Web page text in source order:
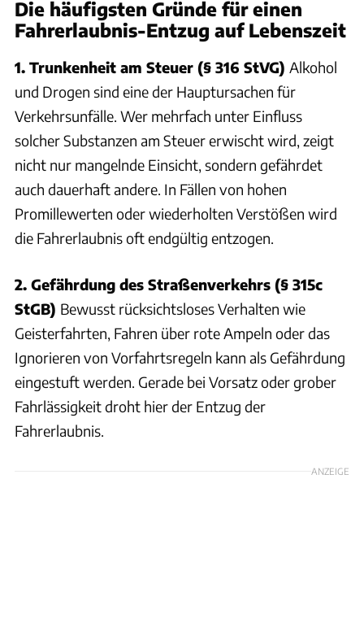
Die häufigsten Gründe für einen
Fahrerlaubnis-Entzug auf Lebenszeit
1. Trunkenheit am Steuer (§ 316 StVG) Alkohol
und Drogen sind eine der Hauptursachen für
Verkehrsunfälle. Wer mehrfach unter Einfluss
solcher Substanzen am Steuer erwischt wird, zeigt
nicht nur mangelnde Einsicht, sondern gefährdet
auch dauerhaft andere. In Fällen von hohen
Promillewerten oder wiederholten Verstößen wird
die Fahrerlaubnis oft endgültig entzogen.
2. Gefährdung des Straßenverkehrs (§ 315c
StGB) Bewusst rücksichtsloses Verhalten wie
Geisterfahrten, Fahren über rote Ampeln oder das
Ignorieren von Vorfahrtsregeln kann als Gefährdung
eingestuft werden. Gerade bei Vorsatz oder grober
Fahrlässigkeit droht hier der Entzug der
Fahrerlaubnis.
ANZEIGE